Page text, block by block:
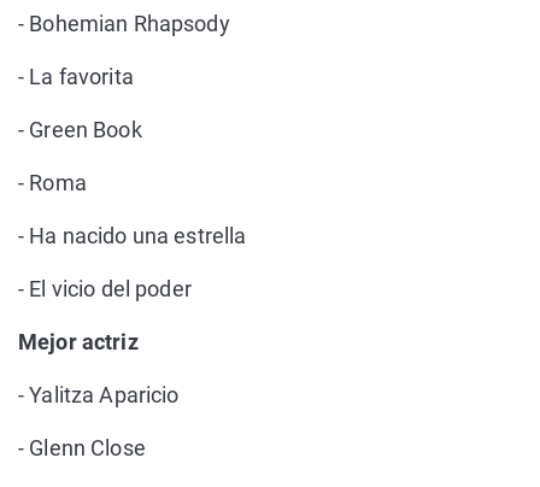
- Bohemian Rhapsody
- La favorita
- Green Book
- Roma
- Ha nacido una estrella
- El vicio del poder
Mejor actriz
- Yalitza Aparicio
- Glenn Close